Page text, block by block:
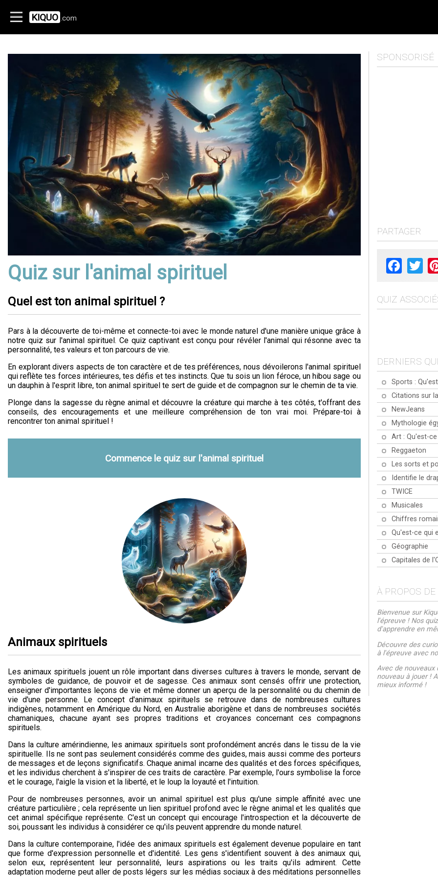
KIQUO .com
Quiz sur l'animal spirituel
Quel est ton animal spirituel ?
Pars à la découverte de toi-même et connecte-toi avec le monde naturel d'une manière unique grâce à
notre quiz sur l'animal spirituel. Ce quiz captivant est conçu pour révéler l'animal qui résonne avec ta
personnalité, tes valeurs et ton parcours de vie.
En explorant divers aspects de ton caractère et de tes préférences, nous dévoilerons l'animal spirituel
qui reflète tes forces intérieures, tes défis et tes instincts. Que tu sois un lion féroce, un hibou sage ou
un dauphin à l'esprit libre, ton animal spirituel te sert de guide et de compagnon sur le chemin de ta vie.
Plonge dans la sagesse du règne animal et découvre la créature qui marche à tes côtés, t'offrant des
conseils, des encouragements et une meilleure compréhension de ton vrai moi. Prépare-toi à
rencontrer ton animal spirituel !
Commence le quiz sur l'animal spirituel
Animaux spirituels
Les animaux spirituels jouent un rôle important dans diverses cultures à travers le monde, servant de
symboles de guidance, de pouvoir et de sagesse. Ces animaux sont censés offrir une protection,
enseigner d'importantes leçons de vie et même donner un aperçu de la personnalité ou du chemin de
vie d'une personne. Le concept d'animaux spirituels se retrouve dans de nombreuses cultures
indigènes, notamment en Amérique du Nord, en Australie aborigène et dans de nombreuses sociétés
chamaniques, chacune ayant ses propres traditions et croyances concernant ces compagnons
spirituels.
Dans la culture amérindienne, les animaux spirituels sont profondément ancrés dans le tissu de la vie
spirituelle. Ils ne sont pas seulement considérés comme des guides, mais aussi comme des porteurs
de messages et de leçons significatifs. Chaque animal incarne des qualités et des forces spécifiques,
et les individus cherchent à s'inspirer de ces traits de caractère. Par exemple, l'ours symbolise la force
et le courage, l'aigle la vision et la liberté, et le loup la loyauté et l'intuition.
Pour de nombreuses personnes, avoir un animal spirituel est plus qu'une simple affinité avec une
créature particulière ; cela représente un lien spirituel profond avec le règne animal et les qualités que
cet animal spécifique représente. C'est un concept qui encourage l'introspection et la découverte de
soi, poussant les individus à considérer ce qu'ils peuvent apprendre du monde naturel.
Dans la culture contemporaine, l'idée des animaux spirituels est également devenue populaire en tant
que forme d'expression personnelle et d'identité. Les gens s'identifient souvent à des animaux qui,
selon eux, représentent leur personnalité, leurs aspirations ou les traits qu'ils admirent. Cette
adaptation moderne peut aller de posts légers sur les médias sociaux à des méditations personnelles
SPONSORISÉ
PARTAGER
Facebook
QUIZ
DERNIERS
Sports :
Citations sur
NewJeans
Mythologie
Art : Qu'est-
Reggaeton
Les sorts et
Identifie le
TWICE
Musicales
Chiffres
Qu'est-ce qui
Géographie
Capitales de
À PROPOS DE
Bienvenue sur
l'épreuve ! Nos
d'apprendre en
Découvre des
à l'épreuve avec
Avec de nouveaux
nouveau à jouer !
mieux informé !